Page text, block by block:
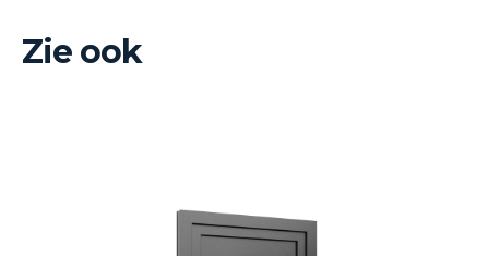
Zie ook